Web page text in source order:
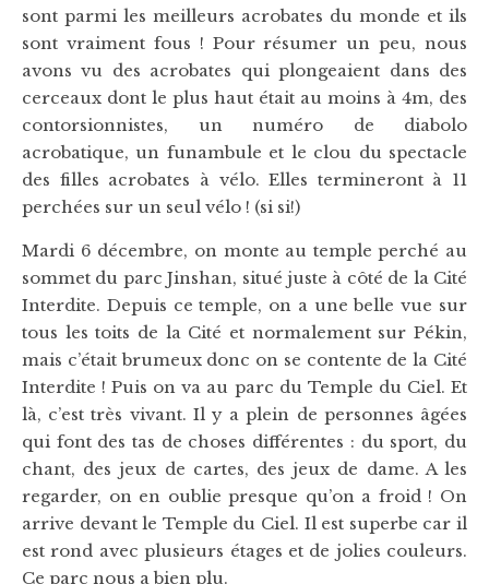
sont parmi les meilleurs acrobates du monde et ils
sont vraiment fous ! Pour résumer un peu, nous
avons vu des acrobates qui plongeaient dans des
cerceaux dont le plus haut était au moins à 4m, des
contorsionnistes, un numéro de diabolo
acrobatique, un funambule et le clou du spectacle
des filles acrobates à vélo. Elles termineront à 11
perchées sur un seul vélo ! (si si!)
Mardi 6 décembre, on monte au temple perché au
sommet du parc Jinshan, situé juste à côté de la Cité
Interdite. Depuis ce temple, on a une belle vue sur
tous les toits de la Cité et normalement sur Pékin,
mais c’était brumeux donc on se contente de la Cité
Interdite ! Puis on va au parc du Temple du Ciel. Et
là, c’est très vivant. Il y a plein de personnes âgées
qui font des tas de choses différentes : du sport, du
chant, des jeux de cartes, des jeux de dame. A les
regarder, on en oublie presque qu’on a froid ! On
arrive devant le Temple du Ciel. Il est superbe car il
est rond avec plusieurs étages et de jolies couleurs.
Ce parc nous a bien plu.